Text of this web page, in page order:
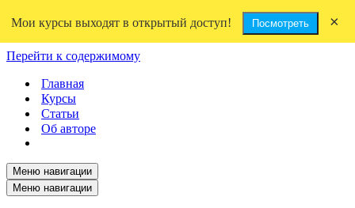
Перейти к содержимому
Главная
Курсы
Статьи
Об авторе
Меню навигации
Меню навигации
Мои курсы выходят в открытый доступ! Посмотреть ×